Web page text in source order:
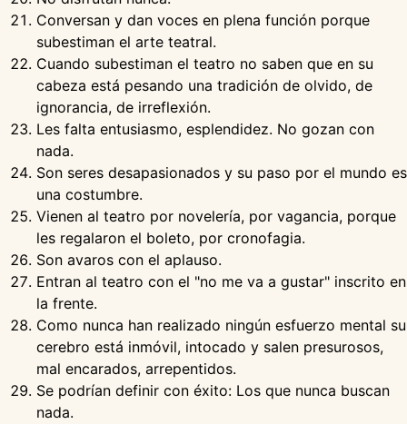
Conversan y dan voces en plena función porque
subestiman el arte teatral.
Cuando subestiman el teatro no saben que en su
cabeza está pesando una tradición de olvido, de
ignorancia, de irreflexión.
Les falta entusiasmo, esplendidez. No gozan con
nada.
Son seres desapasionados y su paso por el mundo es
una costumbre.
Vienen al teatro por novelería, por vagancia, porque
les regalaron el boleto, por cronofagia.
Son avaros con el aplauso.
Entran al teatro con el "no me va a gustar" inscrito en
la frente.
Como nunca han realizado ningún esfuerzo mental su
cerebro está inmóvil, intocado y salen presurosos,
mal encarados, arrepentidos.
Se podrían definir con éxito: Los que nunca buscan
nada.